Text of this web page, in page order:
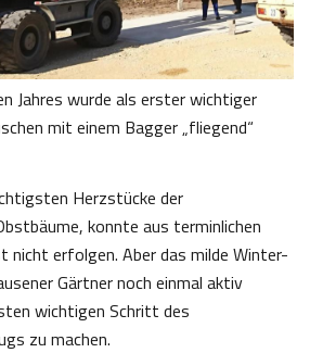
Jahres wurde als erster wichtiger
mit einem Bagger „fliegend“
Herzstücke der
konnte aus terminlichen
nicht erfolgen. Aber das milde Winter-
Gärtner noch einmal aktiv
wichtigen Schritt des
zu machen.